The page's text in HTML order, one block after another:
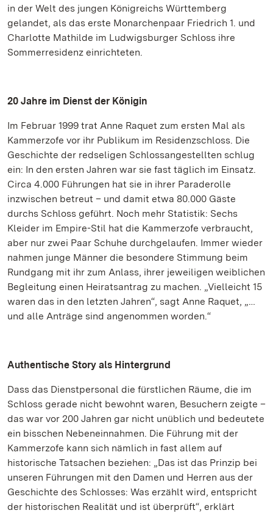
in der Welt des jungen Königreichs Württemberg
gelandet, als das erste Monarchenpaar Friedrich 1. und
Charlotte Mathilde im Ludwigsburger Schloss ihre
Sommerresidenz einrichteten.
20 Jahre im Dienst der Königin
Im Februar 1999 trat Anne Raquet zum ersten Mal als
Kammerzofe vor ihr Publikum im Residenzschloss. Die
Geschichte der redseligen Schlossangestellten schlug
ein: In den ersten Jahren war sie fast täglich im Einsatz.
Circa 4.000 Führungen hat sie in ihrer Paraderolle
inzwischen betreut – und damit etwa 80.000 Gäste
durchs Schloss geführt. Noch mehr Statistik: Sechs
Kleider im Empire-Stil hat die Kammerzofe verbraucht,
aber nur zwei Paar Schuhe durchgelaufen. Immer wieder
nahmen junge Männer die besondere Stimmung beim
Rundgang mit ihr zum Anlass, ihrer jeweiligen weiblichen
Begleitung einen Heiratsantrag zu machen. „Vielleicht 15
waren das in den letzten Jahren“, sagt Anne Raquet, „…
und alle Anträge sind angenommen worden.“
Authentische Story als Hintergrund
Dass das Dienstpersonal die fürstlichen Räume, die im
Schloss gerade nicht bewohnt waren, Besuchern zeigte –
das war vor 200 Jahren gar nicht unüblich und bedeutete
ein bisschen Nebeneinnahmen. Die Führung mit der
Kammerzofe kann sich nämlich in fast allem auf
historische Tatsachen beziehen: „Das ist das Prinzip bei
unseren Führungen mit den Damen und Herren aus der
Geschichte des Schlosses: Was erzählt wird, entspricht
der historischen Realität und ist überprüft“, erklärt